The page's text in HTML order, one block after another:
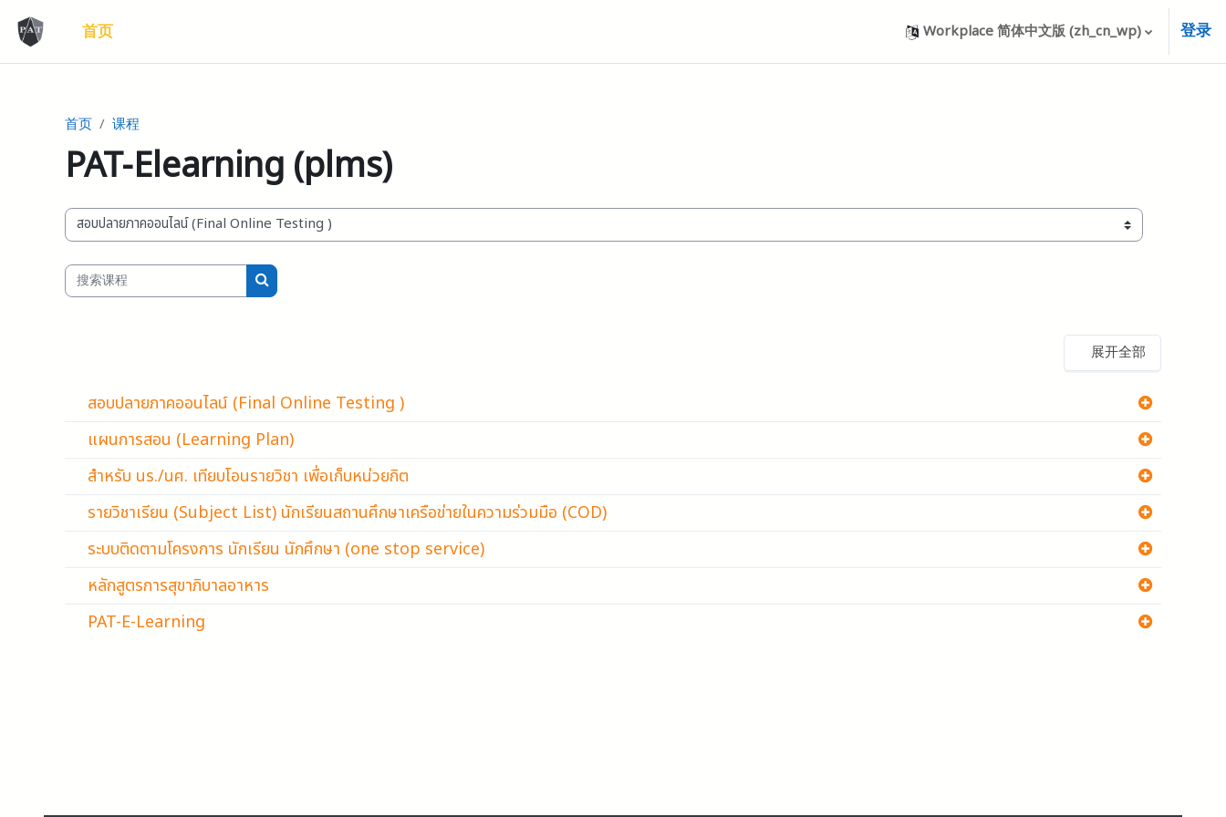
首页 Workplace 简体中文版 ‎(zh_cn_wp)‎ 登录
首页 课程
PAT-Elearning (plms)
课程类别
搜索课程 搜索课程
展开全部
สอบปลายภาคออนไลน์ (Final Online Testing )
แผนการสอน (Learning Plan)
สำหรับ นร./นศ. เทียบโอนรายวิชา เพื่อเก็บหน่วยกิต
รายวิชาเรียน (Subject List) นักเรียนสถานศึกษาเครือข่ายในความร่วมมือ (COD)
ระบบติดตามโครงการ นักเรียน นักศึกษา (one stop service)
หลักสูตรการสุขาภิบาลอาหาร
PAT-E-Learning